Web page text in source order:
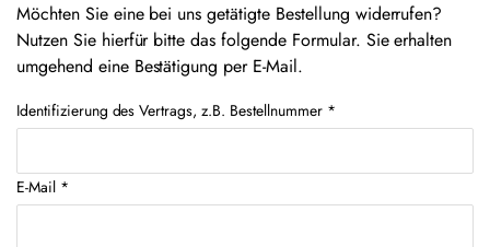
Möchten Sie eine bei uns getätigte Bestellung widerrufen?
Nutzen Sie hierfür bitte das folgende Formular. Sie erhalten
umgehend eine Bestätigung per E-Mail.
Identifizierung des Vertrags, z.B. Bestellnummer *
E-Mail *